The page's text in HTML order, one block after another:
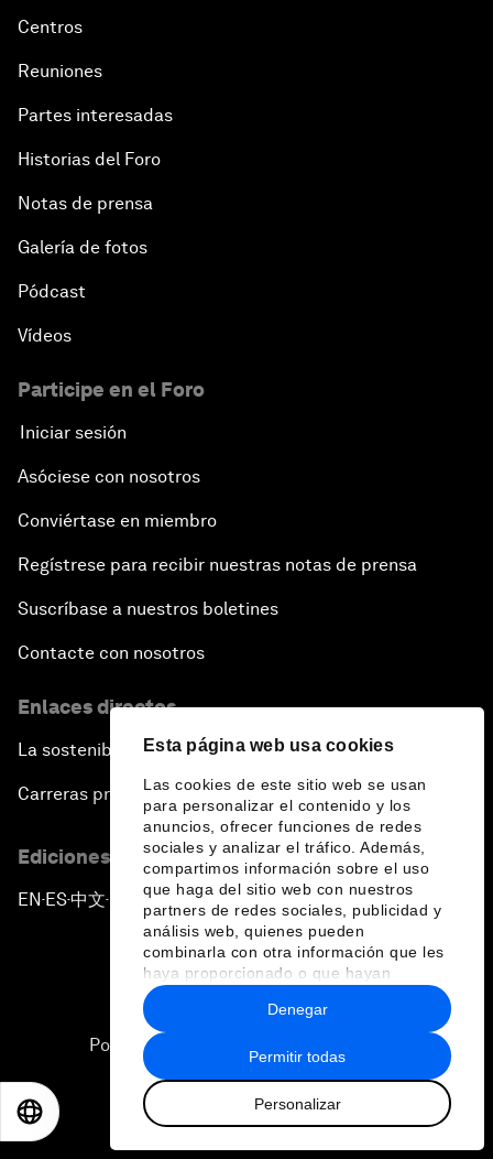
Esta página web usa cookies
Las cookies de este sitio web se usan
para personalizar el contenido y los
anuncios, ofrecer funciones de redes
sociales y analizar el tráfico. Además,
compartimos información sobre el uso
que haga del sitio web con nuestros
partners de redes sociales, publicidad y
análisis web, quienes pueden
combinarla con otra información que les
haya proporcionado o que hayan
recopilado a partir del uso que haya
hecho de sus servicios.
Permitir todas
Personalizar
Denegar
Centros
Reuniones
Partes interesadas
Historias del Foro
Notas de prensa
Galería de fotos
Pódcast
Vídeos
Participe en el Foro
Iniciar sesión
Asóciese con nosotros
Conviértase en miembro
Regístrese para recibir nuestras notas de prensa
Suscríbase a nuestros boletines
Contacte con nosotros
Enlaces directos
La sostenibilidad en el Foro
Carreras profesionales
Ediciones en otros idiomas
EN ▪ES▪中文▪ 日本語
Política de privacidad y normas de uso
Sitemap
2026 Foro Económico Mundial